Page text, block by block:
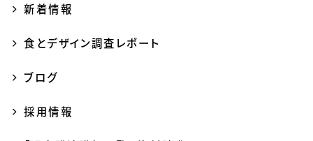
新着情報
食とデザイン調査レポート
ブログ
採用情報